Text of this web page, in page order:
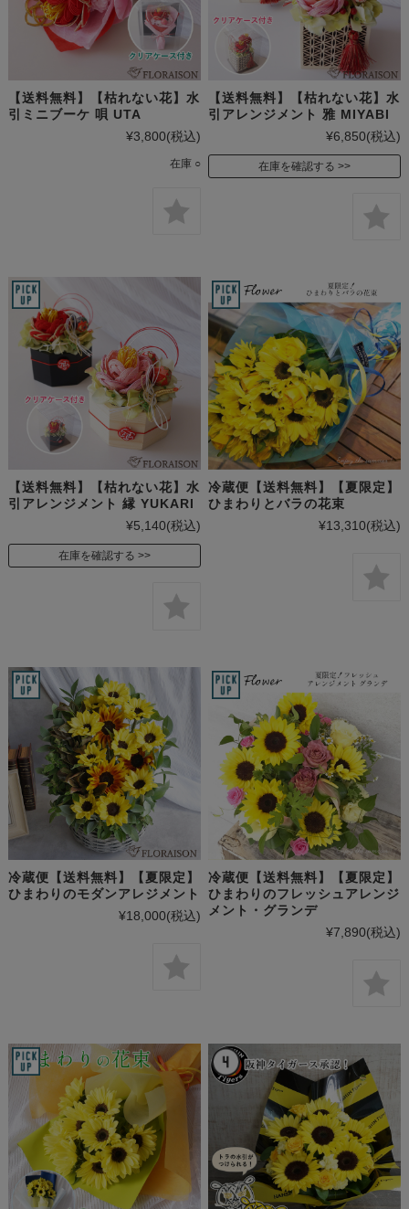
【送料無料】【枯れない花】水
引ミニブーケ 唄 UTA
¥3,800(税込)
在庫 ○
【送料無料】【枯れない花】水
引アレンジメント 雅 MIYABI
¥6,850(税込)
在庫を確認する
【送料無料】【枯れない花】水
引アレンジメント 縁 YUKARI
¥5,140(税込)
在庫を確認する
冷蔵便【送料無料】【夏限定】
ひまわりとバラの花束
¥13,310(税込)
冷蔵便【送料無料】【夏限定】
ひまわりのモダンアレジメント
¥18,000(税込)
冷蔵便【送料無料】【夏限定】
ひまわりのフレッシュアレンジ
メント・グランデ
¥7,890(税込)